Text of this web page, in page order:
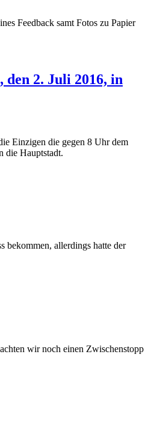
Feedback samt Fotos zu Papier
den 2. Juli 2016, in
Einzigen die gegen 8 Uhr dem
die Hauptstadt.
bekommen, allerdings hatte der
wir noch einen Zwischenstopp